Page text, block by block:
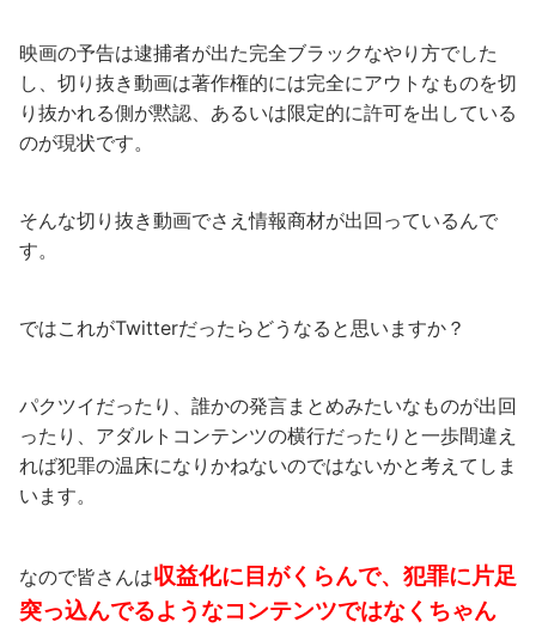
映画の予告は逮捕者が出た完全ブラックなやり方でした
し、切り抜き動画は著作権的には完全にアウトなものを切
り抜かれる側が黙認、あるいは限定的に許可を出している
のが現状です。
そんな切り抜き動画でさえ情報商材が出回っているんで
す。
ではこれがTwitterだったらどうなると思いますか？
パクツイだったり、誰かの発言まとめみたいなものが出回
ったり、アダルトコンテンツの横行だったりと一歩間違え
れば犯罪の温床になりかねないのではないかと考えてしま
います。
なので皆さんは収益化に目がくらんで、犯罪に片足
突っ込んでるようなコンテンツではなくちゃん